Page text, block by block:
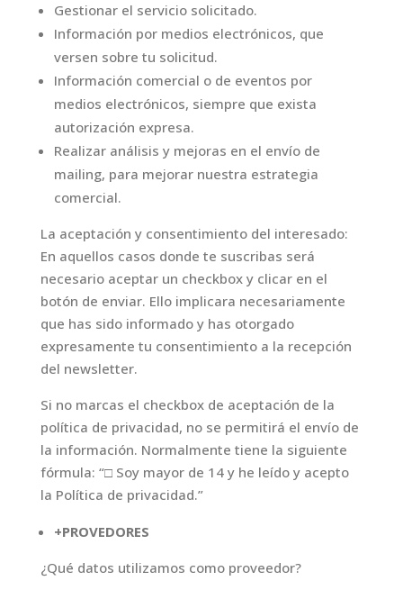
Gestionar el servicio solicitado.
Información por medios electrónicos, que
versen sobre tu solicitud.
Información comercial o de eventos por
medios electrónicos, siempre que exista
autorización expresa.
Realizar análisis y mejoras en el envío de
mailing, para mejorar nuestra estrategia
comercial.
La aceptación y consentimiento del interesado:
En aquellos casos donde te suscribas será
necesario aceptar un checkbox y clicar en el
botón de enviar. Ello implicara necesariamente
que has sido informado y has otorgado
expresamente tu consentimiento a la recepción
del newsletter.
Si no marcas el checkbox de aceptación de la
política de privacidad, no se permitirá el envío de
la información. Normalmente tiene la siguiente
fórmula: “□ Soy mayor de 14 y he leído y acepto
la Política de privacidad.”
+PROVEDORES
¿Qué datos utilizamos como proveedor?